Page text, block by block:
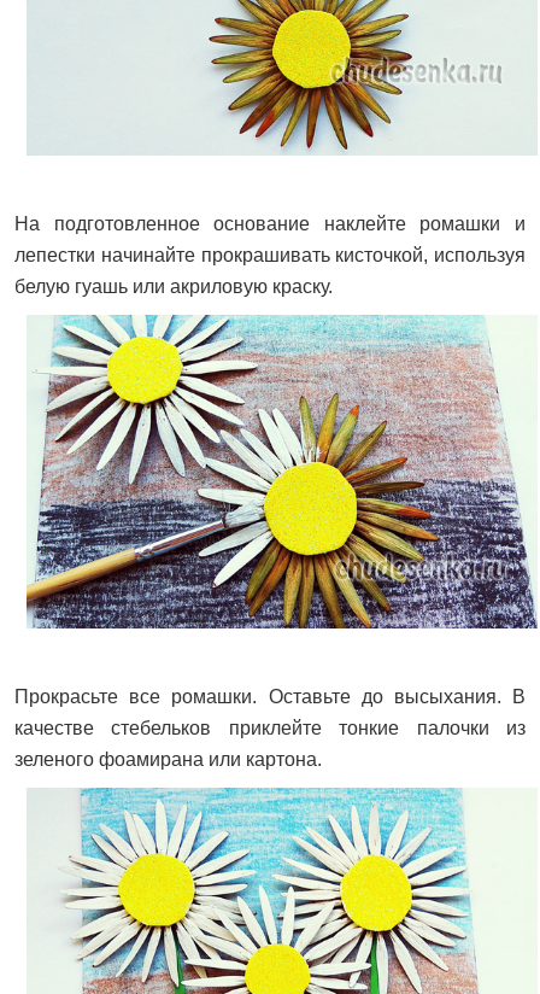
На подготовленное основание наклейте ромашки и
лепестки начинайте прокрашивать кисточкой, используя
белую гуашь или акриловую краску.
Прокрасьте все ромашки. Оставьте до высыхания. В
качестве стебельков приклейте тонкие палочки из
зеленого фоамирана или картона.